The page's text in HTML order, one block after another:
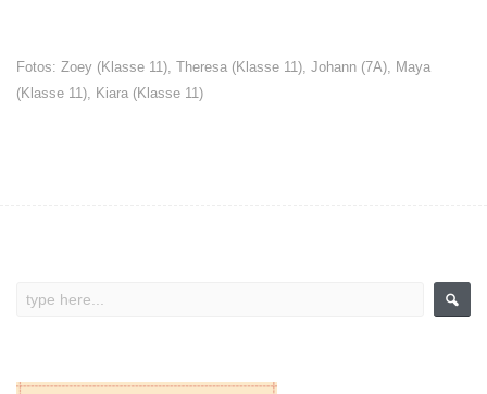
Fotos: Zoey (Klasse 11), Theresa (Klasse 11), Johann (7A), Maya
(Klasse 11), Kiara (Klasse 11)